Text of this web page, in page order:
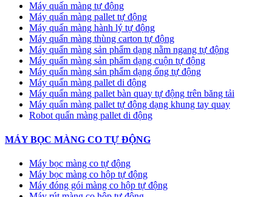
Máy quấn màng tự động
​Máy quấn màng pallet tự động
Máy quấn màng hành lý tự động
Máy quấn màng thùng carton tự động
Máy quấn màng sản phẩm dạng nằm ngang tự động
Máy quấn màng sản phẩm dạng cuộn tự động
Máy quấn màng sản phẩm dạng ống tự động
Máy quấn màng pallet di động
Máy quấn màng pallet bàn quay tự động trên băng tải
Máy quấn màng pallet tự động dạng khung tay quay
Robot quấn màng pallet di động
MÁY BỌC MÀNG CO TỰ ĐỘNG
Máy bọc màng co tự động
Máy bọc màng co hộp tự động
Máy đóng gói màng co hộp tự động